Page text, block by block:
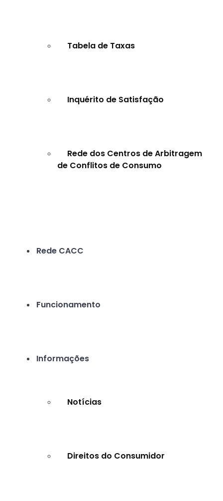
Tabela de Taxas
Inquérito de Satisfação
Rede dos Centros de Arbitragem
de Conflitos de Consumo
Rede CACC
Funcionamento
Informações
Notícias
Direitos do Consumidor